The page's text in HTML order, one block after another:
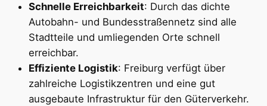
Schnelle Erreichbarkeit: Durch das dichte
Autobahn- und Bundesstraßennetz sind alle
Stadtteile und umliegenden Orte schnell
erreichbar.
Effiziente Logistik: Freiburg verfügt über
zahlreiche Logistikzentren und eine gut
ausgebaute Infrastruktur für den Güterverkehr.